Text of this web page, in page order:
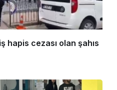
hapis cezası olan şahıs